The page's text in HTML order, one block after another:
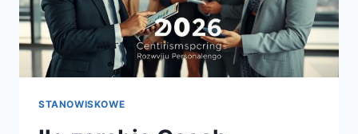
STANOWISKOWE